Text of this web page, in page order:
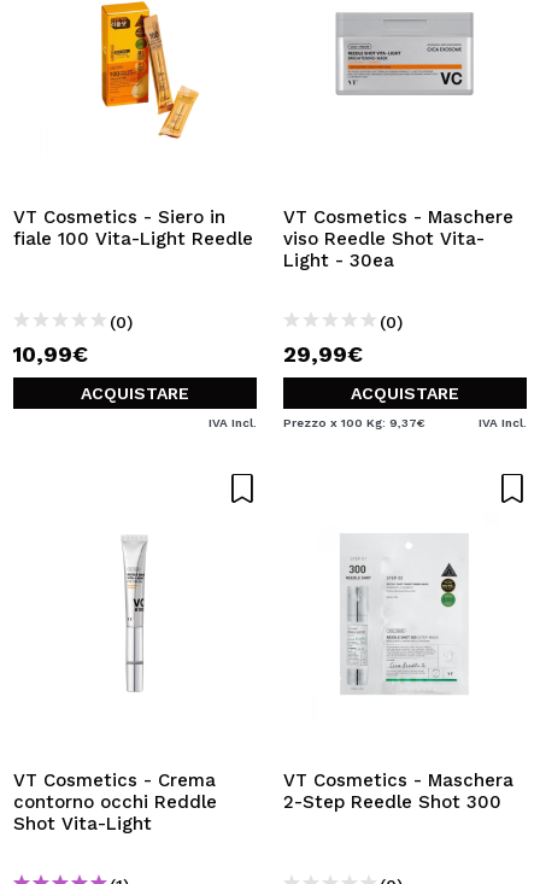
VT Cosmetics - Siero in
fiale 100 Vita-Light Reedle
(0)
10,99€
ACQUISTARE
IVA Incl.
VT Cosmetics - Maschere
viso Reedle Shot Vita-
Light - 30ea
(0)
29,99€
ACQUISTARE
Prezzo x 100 Kg: 9,37€ IVA Incl.
VT Cosmetics - Crema
contorno occhi Reddle
Shot Vita-Light
VT Cosmetics - Maschera
2-Step Reedle Shot 300